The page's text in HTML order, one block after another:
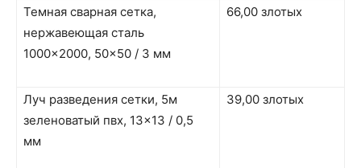
Темная сварная сетка,
нержавеющая сталь
1000×2000, 50×50 / 3 мм
66,00 злотых
Луч разведения сетки, 5м
зеленоватый пвх, 13×13 / 0,5
мм
39,00 злотых